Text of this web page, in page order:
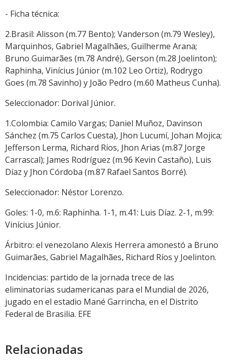
- Ficha técnica:
2.Brasil: Alisson (m.77 Bento); Vanderson (m.79 Wesley),
Marquinhos, Gabriel Magalhães, Guilherme Arana;
Bruno Guimarães (m.78 André), Gerson (m.28 Joelinton);
Raphinha, Vinícius Júnior (m.102 Leo Ortiz), Rodrygo
Goes (m.78 Savinho) y João Pedro (m.60 Matheus Cunha).
Seleccionador: Dorival Júnior.
1.Colombia: Camilo Vargas; Daniel Muñoz, Davinson
Sánchez (m.75 Carlos Cuesta), Jhon Lucumí, Johan Mojica;
Jefferson Lerma, Richard Ríos, Jhon Arias (m.87 Jorge
Carrascal); James Rodríguez (m.96 Kevin Castaño), Luis
Díaz y Jhon Córdoba (m.87 Rafael Santos Borré).
Seleccionador: Néstor Lorenzo.
Goles: 1-0, m.6: Raphinha. 1-1, m.41: Luis Díaz. 2-1, m.99:
Vinícius Júnior.
Árbitro: el venezolano Alexis Herrera amonestó a Bruno
Guimarães, Gabriel Magalhães, Richard Ríos y Joelinton.
Incidencias: partido de la jornada trece de las
eliminatorias sudamericanas para el Mundial de 2026,
jugado en el estadio Mané Garrincha, en el Distrito
Federal de Brasilia. EFE
Relacionadas